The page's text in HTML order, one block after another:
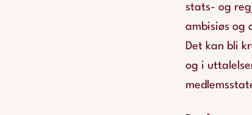
stats- og
ambisiøs og
Det kan bli
og i